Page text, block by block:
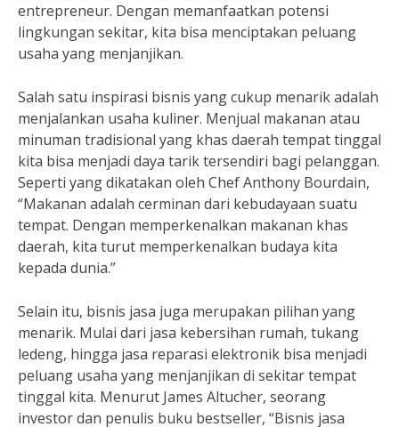
entrepreneur. Dengan memanfaatkan potensi
lingkungan sekitar, kita bisa menciptakan peluang
usaha yang menjanjikan.
Salah satu inspirasi bisnis yang cukup menarik adalah
menjalankan usaha kuliner. Menjual makanan atau
minuman tradisional yang khas daerah tempat tinggal
kita bisa menjadi daya tarik tersendiri bagi pelanggan.
Seperti yang dikatakan oleh Chef Anthony Bourdain,
“Makanan adalah cerminan dari kebudayaan suatu
tempat. Dengan memperkenalkan makanan khas
daerah, kita turut memperkenalkan budaya kita
kepada dunia.”
Selain itu, bisnis jasa juga merupakan pilihan yang
menarik. Mulai dari jasa kebersihan rumah, tukang
ledeng, hingga jasa reparasi elektronik bisa menjadi
peluang usaha yang menjanjikan di sekitar tempat
tinggal kita. Menurut James Altucher, seorang
investor dan penulis buku bestseller, “Bisnis jasa